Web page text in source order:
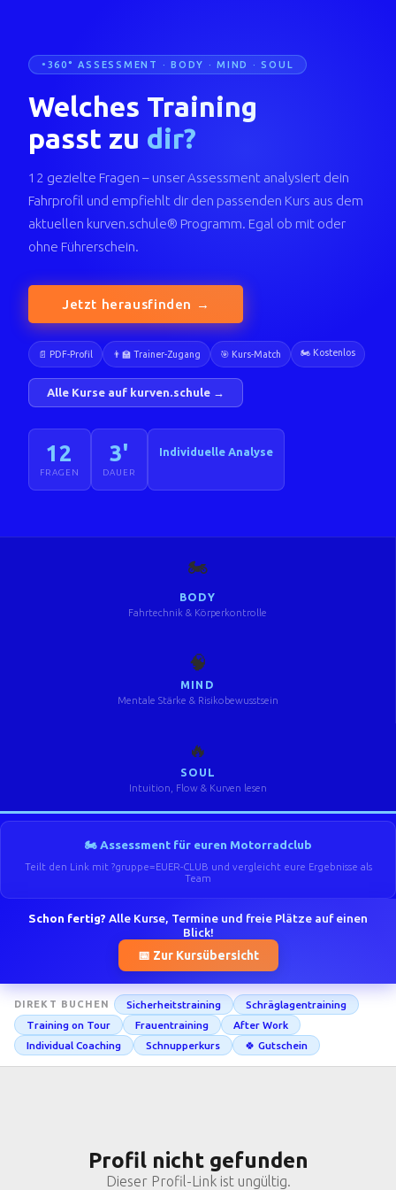
360° ASSESSMENT · BODY · MIND · SOUL
Welches Training
passt zu dir?
12 gezielte Fragen – unser Assessment analysiert dein
Fahrprofil und empfiehlt dir den passenden Kurs aus dem
aktuellen kurven.schule® Programm. Egal ob mit oder
ohne Führerschein.
Jetzt herausfinden →
📄 PDF-Profil 👨‍🏫 Trainer-Zugang 🎯 Kurs-Match 🏍️ Kostenlos
Alle Kurse auf kurven.schule →
12
FRAGEN
3'
DAUER
Individuelle Analyse
🏍️
BODY
Fahrtechnik & Körperkontrolle
🧠
MIND
Mentale Stärke & Risikobewusstsein
🔥
SOUL
Intuition, Flow & Kurven lesen
🏍️ Assessment für euren Motorradclub
Teilt den Link mit ?gruppe=EUER-CLUB und vergleicht eure Ergebnisse als
Team
Schon fertig? Alle Kurse, Termine und freie Plätze auf einen
Blick!
📅 Zur Kursübersicht
DIREKT BUCHEN Sicherheitstraining
Schräglagentraining
Training on Tour
Frauentraining
After Work
Individual Coaching
Schnupperkurs 🍀 Gutschein
Profil nicht gefunden
Dieser Profil-Link ist ungültig.